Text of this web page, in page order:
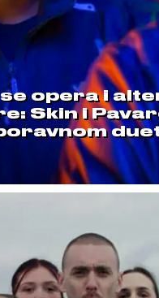
se opera i
Skin i